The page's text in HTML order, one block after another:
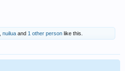
nuilua and 1 other person like this.